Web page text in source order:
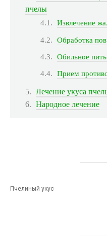
пчелы
Извлечение
Обработка
Обильное
Прием
Лечение укуса
Народное лечение
Пчелиный укус